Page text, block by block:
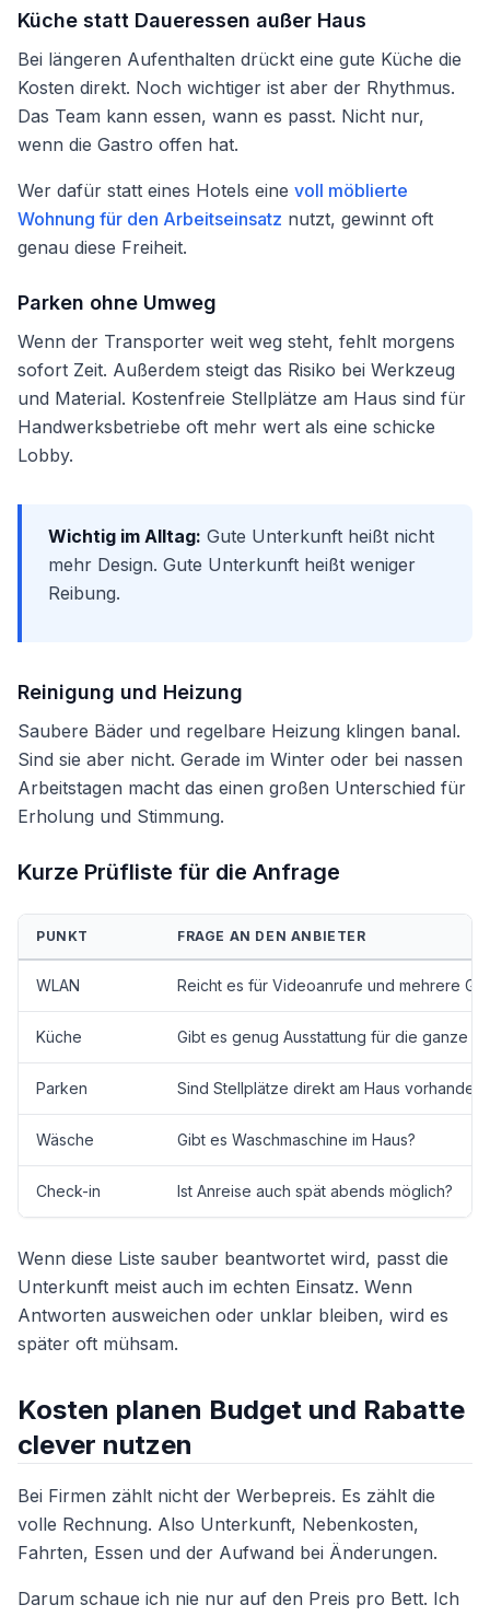
Küche statt Daueressen außer Haus
Bei längeren Aufenthalten drückt eine gute Küche die
Kosten direkt. Noch wichtiger ist aber der Rhythmus.
Das Team kann essen, wann es passt. Nicht nur,
wenn die Gastro offen hat.
Wer dafür statt eines Hotels eine voll möblierte
Wohnung für den Arbeitseinsatz nutzt, gewinnt oft
genau diese Freiheit.
Parken ohne Umweg
Wenn der Transporter weit weg steht, fehlt morgens
sofort Zeit. Außerdem steigt das Risiko bei Werkzeug
und Material. Kostenfreie Stellplätze am Haus sind für
Handwerksbetriebe oft mehr wert als eine schicke
Lobby.
Wichtig im Alltag: Gute Unterkunft heißt nicht
mehr Design. Gute Unterkunft heißt weniger
Reibung.
Reinigung und Heizung
Saubere Bäder und regelbare Heizung klingen banal.
Sind sie aber nicht. Gerade im Winter oder bei nassen
Arbeitstagen macht das einen großen Unterschied für
Erholung und Stimmung.
Kurze Prüfliste für die Anfrage
PUNKT FRAGE AN DEN ANBIETER
WLAN Reicht es für Videoanrufe und mehrere
Küche Gibt es genug Ausstattung für die ganze
Parken Sind Stellplätze direkt am Haus vorhanden?
Wäsche Gibt es Waschmaschine im Haus?
Check-in Ist Anreise auch spät abends möglich?
Wenn diese Liste sauber beantwortet wird, passt die
Unterkunft meist auch im echten Einsatz. Wenn
Antworten ausweichen oder unklar bleiben, wird es
später oft mühsam.
Kosten planen Budget und Rabatte
clever nutzen
Bei Firmen zählt nicht der Werbepreis. Es zählt die
volle Rechnung. Also Unterkunft, Nebenkosten,
Fahrten, Essen und der Aufwand bei Änderungen.
Darum schaue ich nie nur auf den Preis pro Bett. Ich